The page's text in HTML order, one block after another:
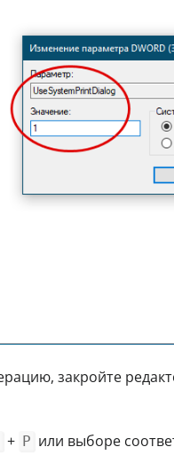
закройте
+ P или выборе